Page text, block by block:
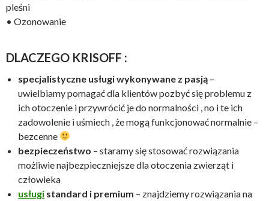
pleśni
• Ozonowanie
DLACZEGO KRISOFF :
specjalistyczne usługi wykonywane z pasją –
uwielbiamy pomagać dla klientów pozbyć się problemu z
ich otoczenie i przywrócić je do normalności , no i te ich
zadowolenie i uśmiech , że mogą funkcjonować normalnie –
bezcenne
bezpieczeństwo – staramy się stosować rozwiązania
możliwie najbezpieczniejsze dla otoczenia zwierząt i
człowieka
usługi standard i premium – znajdziemy rozwiązania na